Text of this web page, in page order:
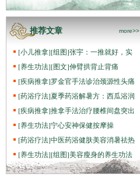
推荐文章 more>>
[小儿推拿][组图]张宇：一推就好，实
[养生功法][图文]伸臂拱背止背痛
[疾病推拿]罗金官手法诊治颈源性头痛
[药浴疗法]夏季药浴解暑方：西瓜浴润
[疾病推拿]推拿手法治疗腰椎间盘突出
[养生功法]宁心安神保健按摩操
[药浴疗法]中医药浴健肤美容消暑祛热
[养生功法][组图]美容瘦身的养生功法